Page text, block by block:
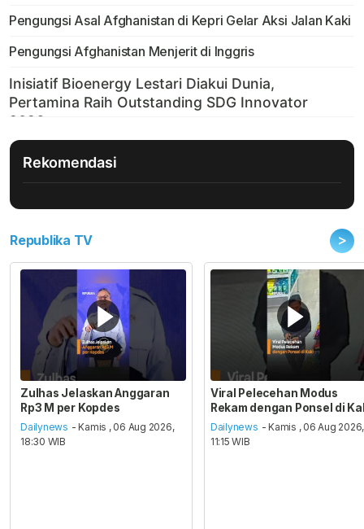
Pengungsi Asal Afghanistan di Kepri Gelar Aksi Jalan Kaki
Pengungsi Afghanistan Menjerit di Inggris
Rekomendasi
Republika TV >
Zulhas Jelaskan Anggaran
Rp3 M per Kopdes
Dailynews - Kamis , 06 Aug 2026,
18:30 WIB
Viral Pelecehan Modus
Rekam dengan Ponsel di
Dailynews - Kamis , 06 Aug 2026,
11:15 WIB